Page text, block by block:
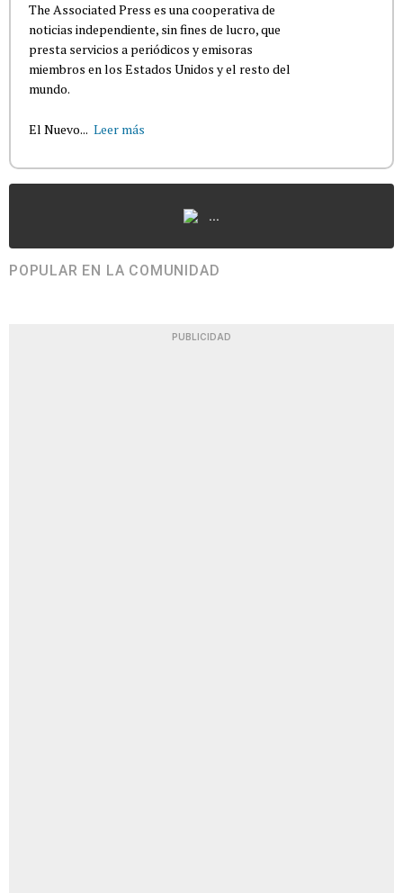
The Associated Press es una cooperativa de
noticias independiente, sin fines de lucro, que
presta servicios a periódicos y emisoras
miembros en los Estados Unidos y el resto del
mundo.
El Nuevo... Leer más
...
POPULAR EN LA COMUNIDAD
PUBLICIDAD